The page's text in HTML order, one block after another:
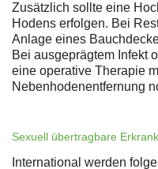
Zusätzlich sollte eine
Hodens erfolgen. Bei
Anlage eines
Bei ausgeprägtem Infekt
eine operative Therapie
Nebenhodenentfernung
Sexuell übertragbare
International werden